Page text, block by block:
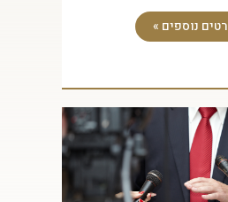
נוספים »